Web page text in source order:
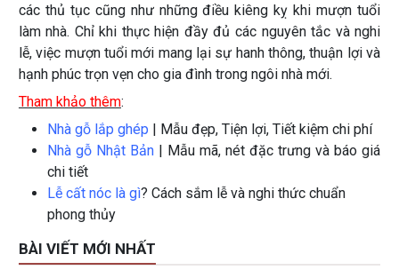
các thủ tục cũng như những điều kiêng kỵ khi mượn tuổi
làm nhà. Chỉ khi thực hiện đầy đủ các nguyên tắc và nghi
lễ, việc mượn tuổi mới mang lại sự hanh thông, thuận lợi và
hạnh phúc trọn vẹn cho gia đình trong ngôi nhà mới.
Tham khảo thêm:
Nhà gỗ lắp ghép | Mẫu đẹp, Tiện lợi, Tiết kiệm chi phí
Nhà gỗ Nhật Bản| Mẫu mã, nét đặc trưng và báo giá
chi tiết
Lễ cất nóc là gì? Cách sắm lễ và nghi thức chuẩn
phong thủy
BÀI VIẾT MỚI NHẤT